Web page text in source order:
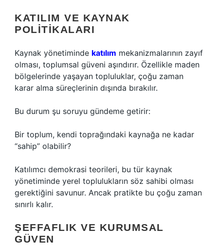
KATILIM VE KAYNAK
POLITIKALARI
Kaynak yönetiminde katılım mekanizmalarının zayıf
olması, toplumsal güveni aşındırır. Özellikle maden
bölgelerinde yaşayan topluluklar, çoğu zaman
karar alma süreçlerinin dışında bırakılır.
Bu durum şu soruyu gündeme getirir:
Bir toplum, kendi toprağındaki kaynağa ne kadar
“sahip” olabilir?
Katılımcı demokrasi teorileri, bu tür kaynak
yönetiminde yerel toplulukların söz sahibi olması
gerektiğini savunur. Ancak pratikte bu çoğu zaman
sınırlı kalır.
ŞEFFAFLIK VE KURUMSAL
GÜVEN